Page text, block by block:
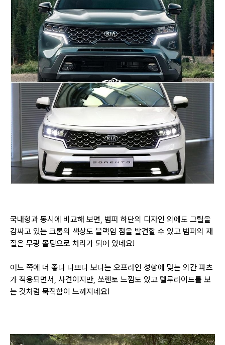
국내형과 동시에 비교해 보면, 범퍼 하단의 디자인 외에도 그릴을
감싸고 있는 크롬의 색상도 블랙임 점을 발견할 수 있고 범퍼의 재
질은 무광 몰딩으로 처리가 되어 있네요!
어느 쪽에 더 좋다 나쁘다 보다는 오프라인 성향에 맞는 외간 파츠
가 적용되면서, 사견이지만, 쏘렌토 느낌도 있고 텔루라이드를 보
는 것처럼 묵직함이 느껴지네요!